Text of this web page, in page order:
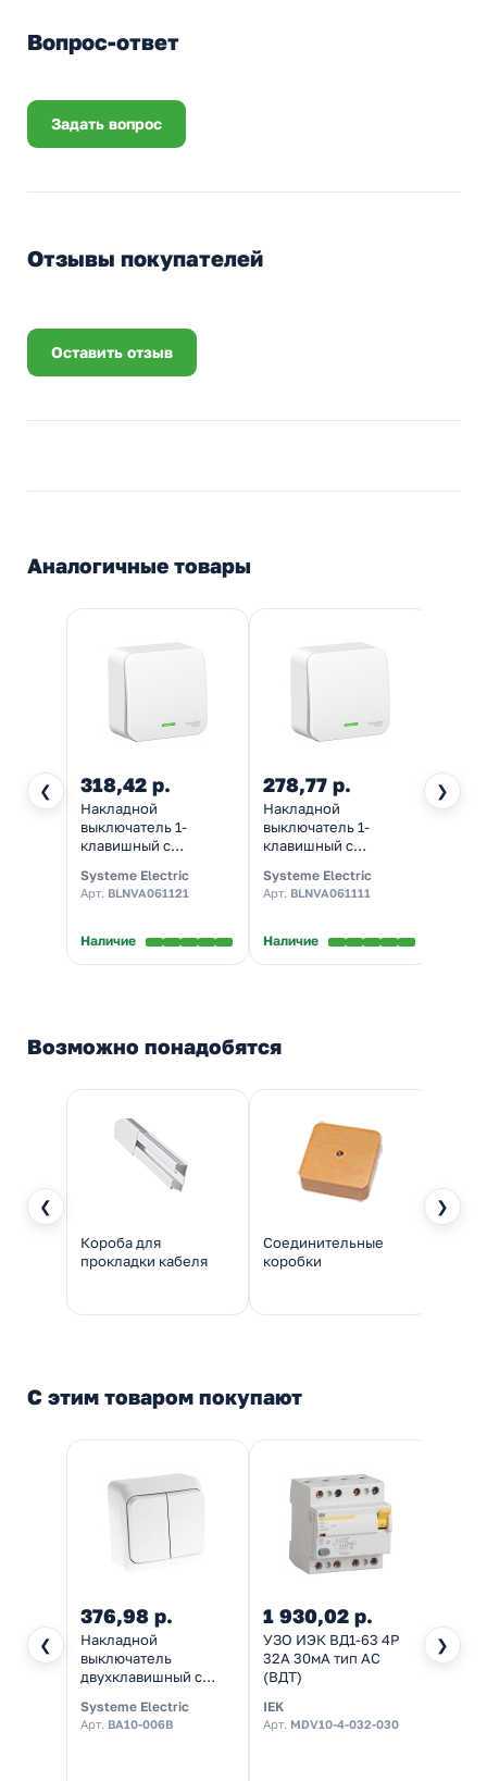
Вопрос-ответ
Задать вопрос
Отзывы покупателей
Оставить отзыв
Аналогичные товары
❮ ❯
318,42 р.
Накладной
выключатель 1-
клавишный с
6А 250В белый
монтажная пласти
Systeme Electric
Арт. BLNVA061121
Наличие
278,77 р.
Накладной
выключатель 1-
клавишный с
6А 250В белый
изол.пластина
Systeme Electric
Арт. BLNVA061111
Наличие
Возможно понадобятся
❮ ❯
Короба для
прокладки кабеля
Соединительные
коробки
С этим товаром покупают
❮ ❯
376,98 р.
Накладной
выключатель
двухклавишный с
белый
Systeme Electric
Арт. BA10-006B
1 930,02 р.
УЗО ИЭК ВД1-63 4Р
32А 30мА тип AC
(ВДТ)
IEK
Арт. MDV10-4-032-030
Щит